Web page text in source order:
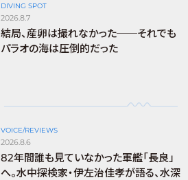
DIVING SPOT
2026.8.7
結局、産卵は撮れなかった──それでも
パラオの海は圧倒的だった
VOICE/REVIEWS
2026.8.6
82年間誰も見ていなかった軍艦「長良」
へ。水中探検家・伊左治佳孝が語る、水深